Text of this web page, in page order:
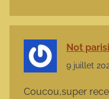
Not
9 juillet
Coucou,super